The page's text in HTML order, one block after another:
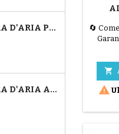
CAMERA D'ARIA PER PASSEGGINO JANÉ SLALOM PRO E POWERTWIN
CAMERA D'ARIA ANTERIORE DEL PASSEGGINO BUGABOO DONKEY
🔄
tecnici

